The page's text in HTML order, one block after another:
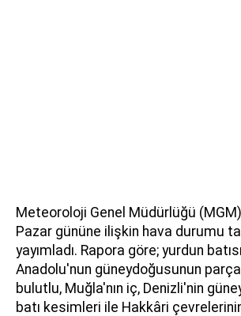
Meteoroloji Genel Müdürlüğü
Pazar gününe ilişkin hava durumu
yayımladı. Rapora göre; yurdun
Anadolu'nun güneydoğusunun
bulutlu, Muğla'nın iç, Denizli'nin
batı kesimleri ile Hakkâri